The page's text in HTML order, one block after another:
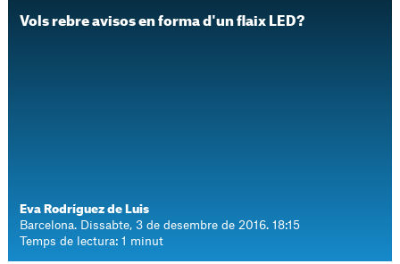
Vols rebre avisos en forma d'un flaix LED?
Eva Rodríguez de Luis
Barcelona. Dissabte, 3 de desembre de 2016. 18:15
Temps de lectura: 1 minut